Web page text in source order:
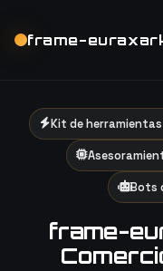
frame-
Kit de
Bots
frame-